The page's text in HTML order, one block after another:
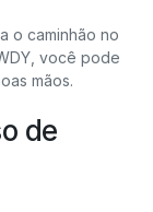
o caminhão no
você pode
mãos.
de